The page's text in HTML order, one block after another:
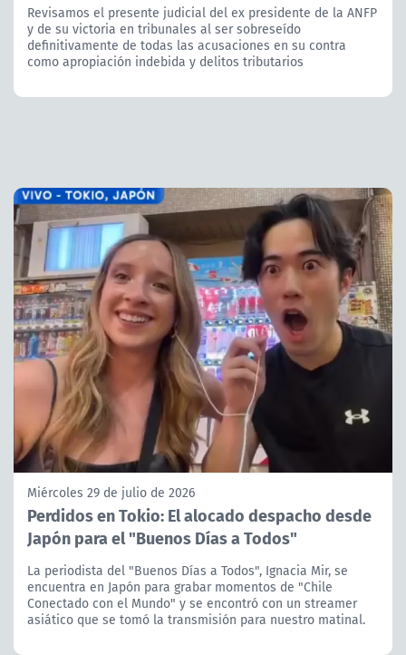
Revisamos el presente judicial del ex presidente de la ANFP
y de su victoria en tribunales al ser sobreseído
definitivamente de todas las acusaciones en su contra
como apropiación indebida y delitos tributarios
Miércoles 29 de julio de 2026
Perdidos en Tokio: El alocado despacho desde
Japón para el "Buenos Días a Todos"
La periodista del "Buenos Días a Todos", Ignacia Mir, se
encuentra en Japón para grabar momentos de "Chile
Conectado con el Mundo" y se encontró con un streamer
asiático que se tomó la transmisión para nuestro matinal.